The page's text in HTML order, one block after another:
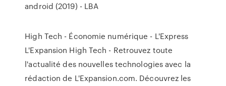
android (2019) - LBA
High Tech - Économie numérique - L'Express
L'Expansion High Tech - Retrouvez toute
l'actualité des nouvelles technologies avec la
rédaction de L'Expansion.com. Découvrez les